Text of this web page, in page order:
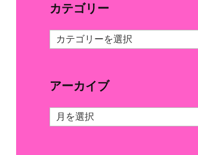
カテゴリー
カ
テ
ー
アーカイブ
ア
ー